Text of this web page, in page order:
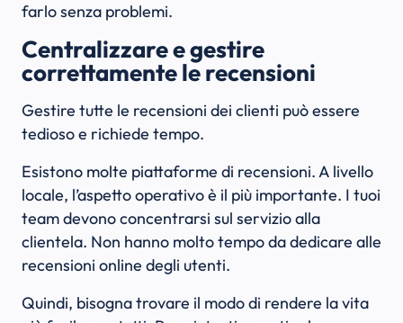
farlo senza problemi.
Centralizzare e gestire
correttamente le recensioni
Gestire tutte le recensioni dei clienti può essere
tedioso e richiede tempo.
Esistono molte piattaforme di recensioni. A livello
locale, l’aspetto operativo è il più importante. I tuoi
team devono concentrarsi sul servizio alla
clientela. Non hanno molto tempo da dedicare alle
recensioni online degli utenti.
Quindi, bisogna trovare il modo di rendere la vita